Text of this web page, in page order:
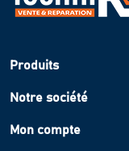
Produits
Notre société
Mon compte